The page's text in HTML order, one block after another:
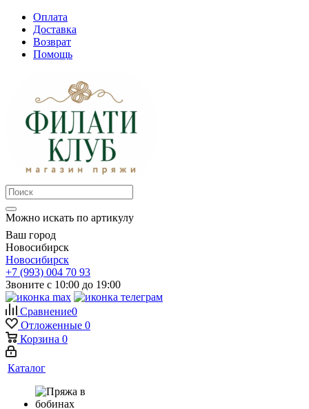
Оплата
Доставка
Возврат
Помощь
Можно искать по артикулу
Ваш город
Новосибирск
Новосибирск
+7 (993) 004 70 93
Звоните с 10:00 до 19:00
Сравнение0
Отложенные 0
Корзина 0
Каталог